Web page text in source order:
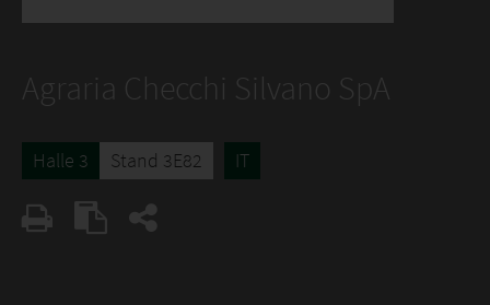
Agraria Checchi Silvano SpA
Halle 3 Stand 3E82 IT